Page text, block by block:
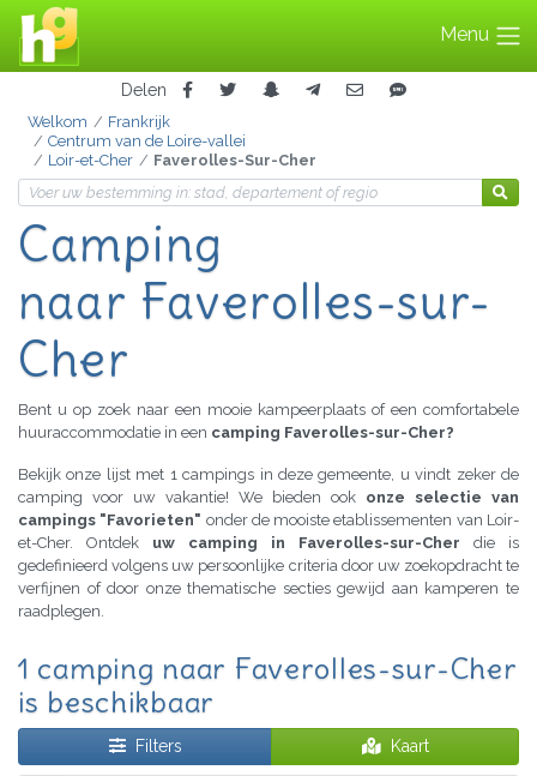
Menu
Delen
Welkom
Frankrijk
Centrum van de Loire-vallei
Loir-et-Cher
Faverolles-Sur-Cher
Camping
naar Faverolles-sur-
Cher
Bent u op zoek naar een mooie kampeerplaats of een comfortabele
huuraccommodatie in een camping Faverolles-sur-Cher?
Bekijk onze lijst met 1 campings in deze gemeente, u vindt zeker de
camping voor uw vakantie! We bieden ook onze selectie van
campings "Favorieten" onder de mooiste etablissementen van Loir-
et-Cher. Ontdek uw camping in Faverolles-sur-Cher die is
gedefinieerd volgens uw persoonlijke criteria door uw zoekopdracht te
verfijnen of door onze thematische secties gewijd aan kamperen te
raadplegen.
1 camping naar Faverolles-sur-Cher
is beschikbaar
Filters Kaart